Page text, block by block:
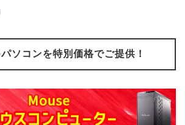
ソコンを特別価格でご提供！